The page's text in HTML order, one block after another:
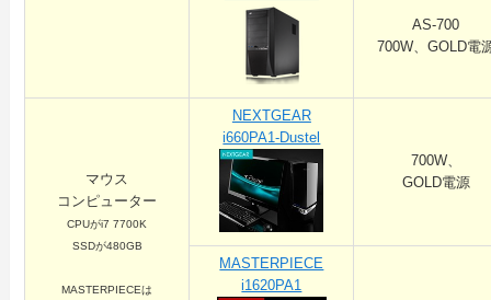
AS-700
700W、GOLD電
マウス
コンピューター
CPUがi7 7700K
SSDが480GB
MASTERPIECEは
NEXTGEAR
i660PA1-Dustel
700W、
GOLD電源
MASTERPIECE
i1620PA1